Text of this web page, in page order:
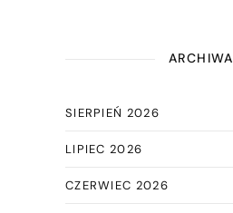
ARCHIWA
SIERPIEŃ 2026
LIPIEC 2026
CZERWIEC 2026